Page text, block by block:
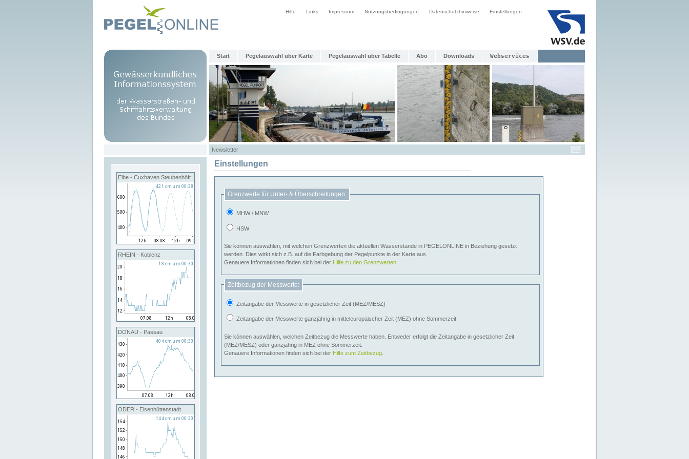
Hilfe Links Impressum Nutzungsbedingungen Datenschutzhinweise Einstellungen
Start Pegelauswahl über Karte Pegelauswahl über Tabelle Abo Downloads Webservices
Newsletter
Elbe - Cuxhaven Steubenhöft
RHEIN - Koblenz
DONAU - Passau
ODER - Eisenhüttenstadt
Einstellungen
Grenzwerte für Unter- & Überschreitungen:
MHW / MNW
HSW
Sie können auswählen, mit welchen Grenzwerten die aktuellen Wasserstände in PEGELONLINE in Beziehung gesetzt
werden. Dies wirkt sich z.B. auf die Farbgebung der Pegelpunkte in der Karte aus.
Genauere Informationen finden sich bei der Hilfe zu den Grenzwerten
Zeitbezug der Messwerte:
Zeitangabe der Messwerte in gesetzlicher Zeit (MEZ/MESZ)
Zeitangabe der Messwerte ganzjährig in mitteleuropäischer Zeit (MEZ) ohne Sommerzeit
Sie können auswählen, welchen Zeitbezug die Messwerte haben. Entweder erfolgt die Zeitangabe in gesetzlicher Zeit
(MEZ/MESZ) oder ganzjährig in MEZ ohne Sommerzeit.
Genauere Informationen finden sich bei der Hilfe zum Zeitbezug